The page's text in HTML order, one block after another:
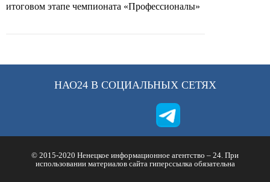
итоговом этапе чемпионата «Профессионалы»
НАО24 В СОЦИАЛЬНЫХ СЕТЯХ
© 2015-2020 Ненецкое информационное агентство – 24. При
использовании материалов сайта гиперссылка обязательна